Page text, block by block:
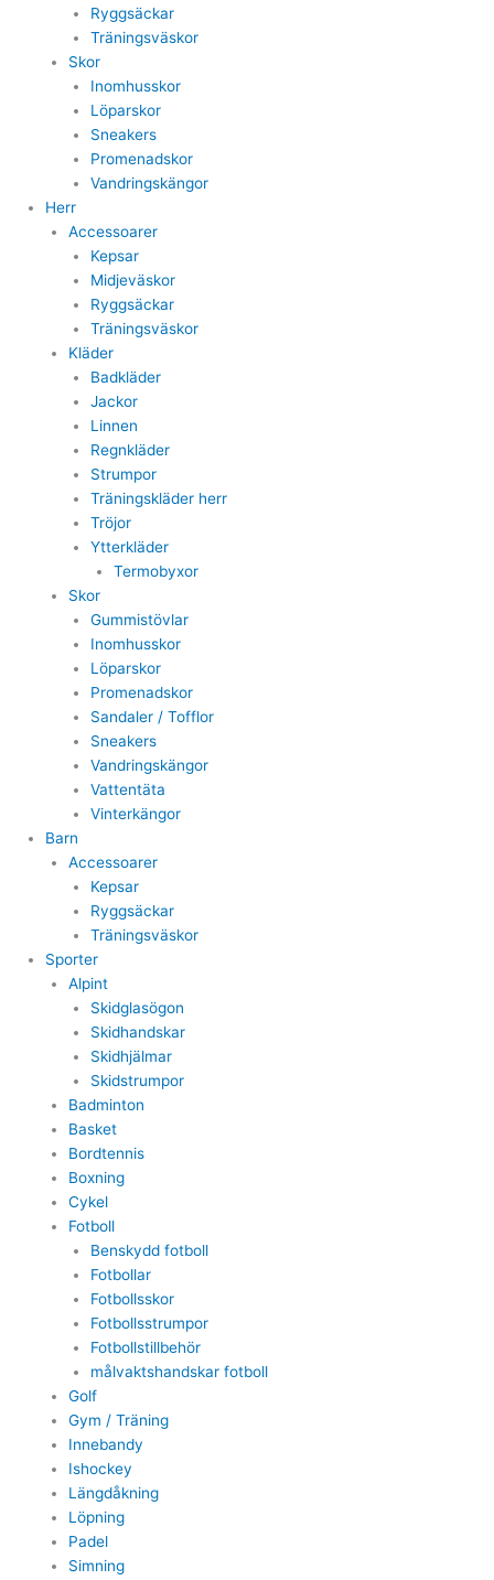
Ryggsäckar
Träningsväskor
Skor
Inomhusskor
Löparskor
Sneakers
Promenadskor
Vandringskängor
Herr
Accessoarer
Kepsar
Midjeväskor
Ryggsäckar
Träningsväskor
Kläder
Badkläder
Jackor
Linnen
Regnkläder
Strumpor
Träningskläder herr
Tröjor
Ytterkläder
Termobyxor
Skor
Gummistövlar
Inomhusskor
Löparskor
Promenadskor
Sandaler / Tofflor
Sneakers
Vandringskängor
Vattentäta
Vinterkängor
Barn
Accessoarer
Kepsar
Ryggsäckar
Träningsväskor
Sporter
Alpint
Skidglasögon
Skidhandskar
Skidhjälmar
Skidstrumpor
Badminton
Basket
Bordtennis
Boxning
Cykel
Fotboll
Benskydd fotboll
Fotbollar
Fotbollsskor
Fotbollsstrumpor
Fotbollstillbehör
målvaktshandskar fotboll
Golf
Gym / Träning
Innebandy
Ishockey
Längdåkning
Löpning
Padel
Simning